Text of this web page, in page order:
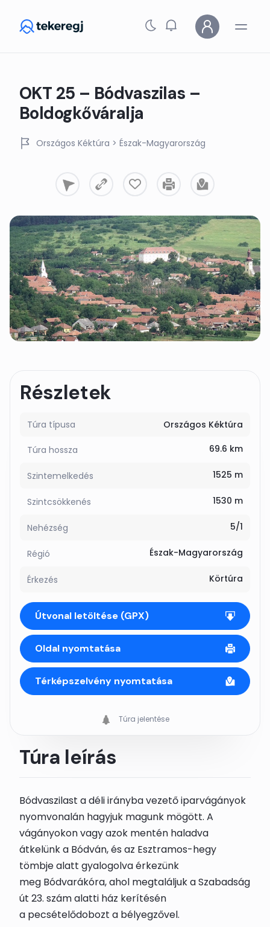
OKT 25 – Bódvaszilas –
Boldogkőváralja
Országos Kéktúra > Észak-Magyarország
Részletek
Túra típusa Országos Kéktúra
Túra hossza 69.6 km
Szintemelkedés 1525 m
Szintcsökkenés 1530 m
Nehézség 5/1
Régió Észak-Magyarország
Érkezés Körtúra
Útvonal letöltése (GPX)
Oldal nyomtatása
Térképszelvény nyomtatása
Túra jelentése
Túra leírás
Bódvaszilast a déli irányba vezető iparvágányok
nyomvonalán hagyjuk magunk mögött. A
vágányokon vagy azok mentén haladva
átkelünk a Bódván, és az Esztramos-hegy
tömbje alatt gyalogolva érkezünk
meg Bódvarákóra, ahol megtaláljuk a Szabadság
út 23. szám alatti ház kerítésén
a pecsételődobozt a bélyegzővel.